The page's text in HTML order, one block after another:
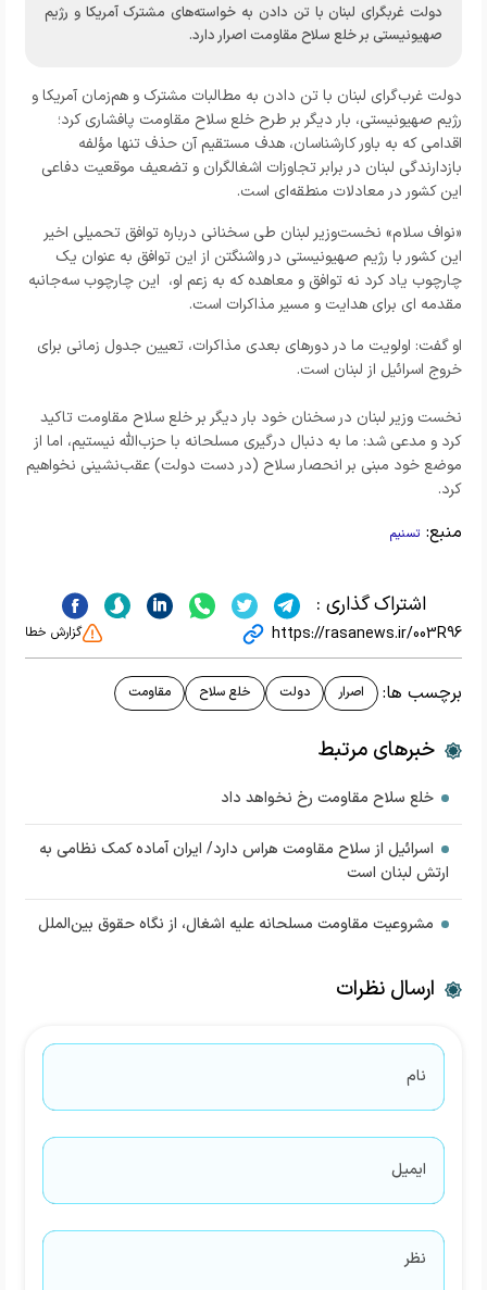
دولت غربگرای لبنان با تن دادن به خواسته‌های مشترک آمریکا و رژیم
صهیونیستی بر خلع سلاح مقاومت اصرار دارد.
دولت غرب‌گرای لبنان با تن دادن به مطالبات مشترک و هم‌زمان آمریکا و
رژیم صهیونیستی، بار دیگر بر طرح خلع سلاح مقاومت پافشاری کرد؛
اقدامی که به باور کارشناسان، هدف مستقیم آن حذف تنها مؤلفه
بازدارندگی لبنان در برابر تجاوزات اشغالگران و تضعیف موقعیت دفاعی
این کشور در معادلات منطقه‌ای است.
«نواف سلام» نخست‌وزیر لبنان طی سخنانی درباره توافق تحمیلی اخیر
این کشور با رژیم صهیونیستی در واشنگتن از این توافق به عنوان یک
چارچوب یاد کرد نه توافق و معاهده که به زعم او، این چارچوب سه‌جانبه
مقدمه ای برای هدایت و مسیر مذاکرات است.
او گفت: اولویت ما در دورهای بعدی مذاکرات، تعیین جدول زمانی برای
خروج اسرائیل از لبنان است.
نخست وزیر لبنان در سخنان خود بار دیگر بر خلع سلاح مقاومت تاکید
کرد و مدعی شد: ما به دنبال درگیری مسلحانه با حزب‌الله نیستیم، اما از
موضع خود مبنی بر انحصار سلاح (در دست دولت) عقب‌نشینی نخواهیم
کرد.
منبع: تسنیم
اشتراک گذاری :
https://rasanews.ir/003R96 گزارش خطا
برچسب ها: اصرار دولت خلع سلاح مقاومت
خبرهای مرتبط
خلع سلاح مقاومت رخ نخواهد داد
اسرائیل از سلاح مقاومت هراس دارد/ ایران آماده کمک نظامی به
ارتش لبنان است
مشروعیت مقاومت مسلحانه علیه اشغال، از نگاه حقوق بین‌الملل
ارسال نظرات